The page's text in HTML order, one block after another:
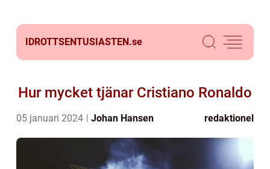
IDROTTSENTUSIASTEN.se
Hur mycket tjänar Cristiano Ronaldo
05 januari 2024 Johan Hansen redaktionel